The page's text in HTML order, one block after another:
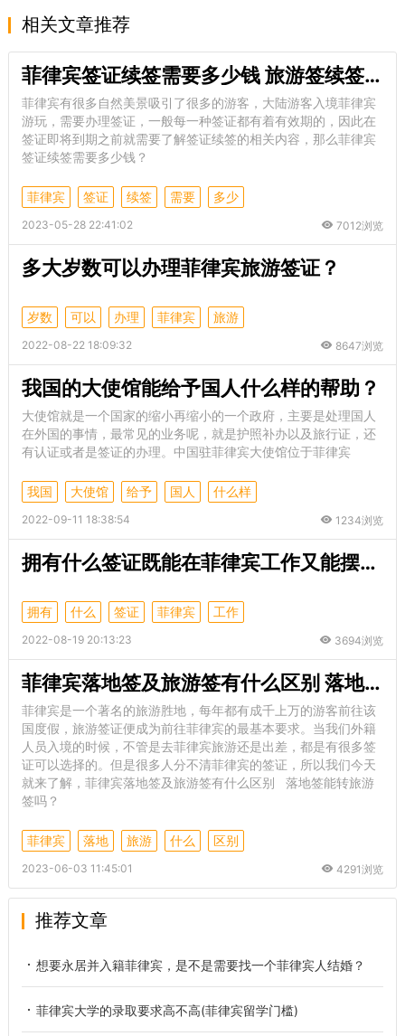
相关文章推荐
菲律宾签证续签需要多少钱 旅游签续签地址
菲律宾有很多自然美景吸引了很多的游客，大陆游客入境菲律宾
游玩，需要办理签证，一般每一种签证都有着有效期的，因此在
签证即将到期之前就需要了解签证续签的相关内容，那么菲律宾
签证续签需要多少钱？
菲律宾 签证 续签 需要 多少
2023-05-28 22:41:02 7012浏览
多大岁数可以办理菲律宾旅游签证？
岁数 可以 办理 菲律宾 旅游
2022-08-22 18:09:32 8647浏览
我国的大使馆能给予国人什么样的帮助？
大使馆就是一个国家的缩小再缩小的一个政府，主要是处理国人
在外国的事情，最常见的业务呢，就是护照补办以及旅行证，还
有认证或者是签证的办理。中国驻菲律宾大使馆位于菲律宾
我国 大使馆 给予 国人 什么样
2022-09-11 18:38:54 1234浏览
拥有什么签证既能在菲律宾工作又能摆摊？
拥有 什么 签证 菲律宾 工作
2022-08-19 20:13:23 3694浏览
菲律宾落地签及旅游签有什么区别 落地签能转旅游签吗
菲律宾是一个著名的旅游胜地，每年都有成千上万的游客前往该
国度假，旅游签证便成为前往菲律宾的最基本要求。当我们外籍
人员入境的时候，不管是去菲律宾旅游还是出差，都是有很多签
证可以选择的。但是很多人分不清菲律宾的签证，所以我们今天
就来了解，菲律宾落地签及旅游签有什么区别 落地签能转旅游
签吗？
菲律宾 落地 旅游 什么 区别
2023-06-03 11:45:01 4291浏览
推荐文章
想要永居并入籍菲律宾，是不是需要找一个菲律宾人结婚？
菲律宾大学的录取要求高不高(菲律宾留学门槛)